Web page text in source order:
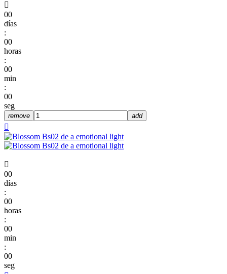

00
días
:
00
horas
:
00
min
:
00
seg
remove add


00
días
:
00
horas
:
00
min
:
00
seg